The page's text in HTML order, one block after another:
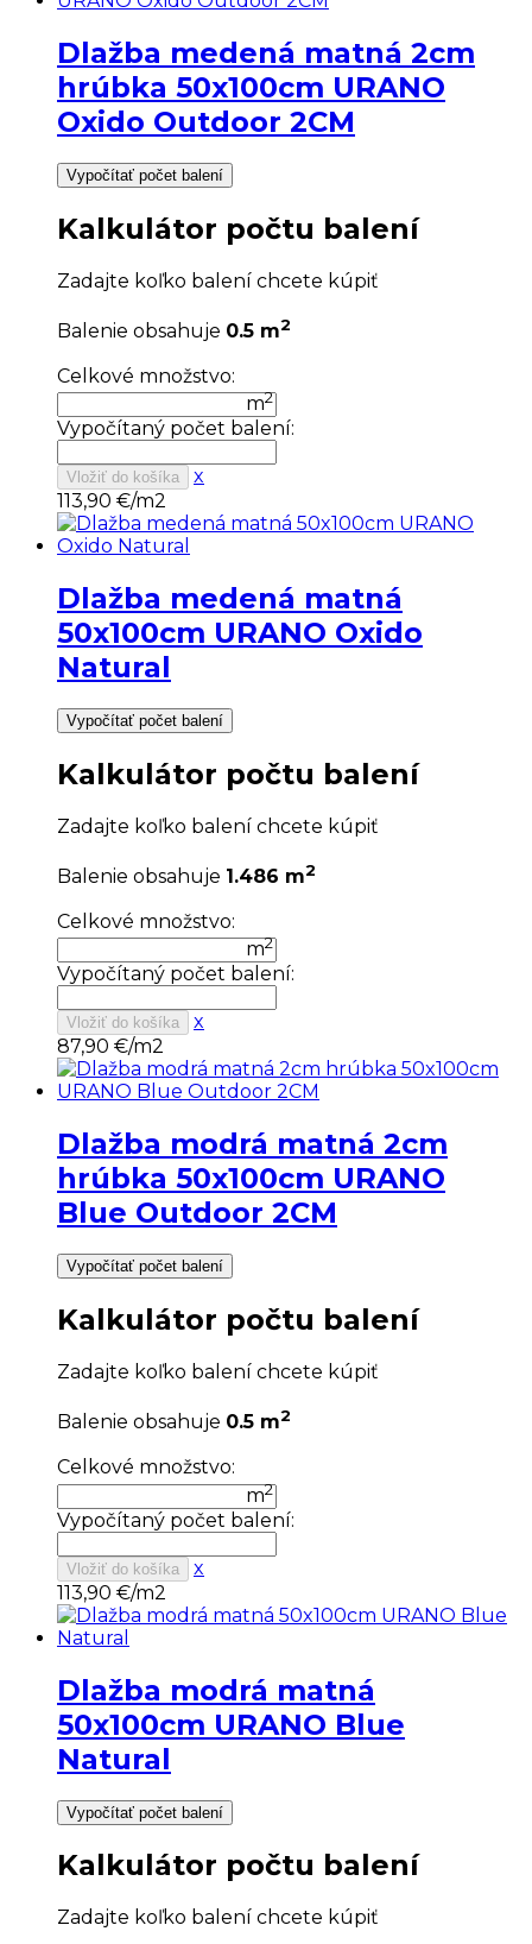
Dlažba medená matná 2cm
hrúbka 50x100cm URANO
Oxido Outdoor 2CM
Vypočítať počet balení
Kalkulátor počtu balení
Zadajte koľko balení chcete kúpiť
Balenie obsahuje 0.5 m2
Celkové množstvo:
m2
Vypočítaný počet balení:
Vložiť do košíka
x
113,90 €/m2
Dlažba medená matná
50x100cm URANO Oxido
Natural
Vypočítať počet balení
Kalkulátor počtu balení
Zadajte koľko balení chcete kúpiť
Balenie obsahuje 1.486 m2
Celkové množstvo:
m2
Vypočítaný počet balení:
Vložiť do košíka
x
87,90 €/m2
Dlažba modrá matná 2cm
hrúbka 50x100cm URANO
Blue Outdoor 2CM
Vypočítať počet balení
Kalkulátor počtu balení
Zadajte koľko balení chcete kúpiť
Balenie obsahuje 0.5 m2
Celkové množstvo:
m2
Vypočítaný počet balení:
Vložiť do košíka
x
113,90 €/m2
Dlažba modrá matná
50x100cm URANO Blue
Natural
Vypočítať počet balení
Kalkulátor počtu balení
Zadajte koľko balení chcete kúpiť